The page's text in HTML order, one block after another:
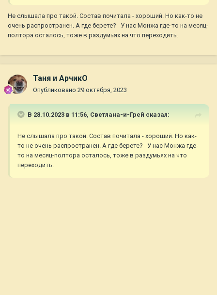
Не слышала про такой. Состав почитала - хороший. Но как-то не
очень распространен. А где берете? У нас Монжа где-то на месяц-
полтора осталось, тоже в раздумьях на что переходить.
Таня и АрчикО
Опубликовано 29 октября, 2023
В 28.10.2023 в 11:56, Светлана-и-Грей сказал:
Не слышала про такой. Состав почитала - хороший. Но как-
то не очень распространен. А где берете? У нас Монжа где-
то на месяц-полтора осталось, тоже в раздумьях на что
переходить.